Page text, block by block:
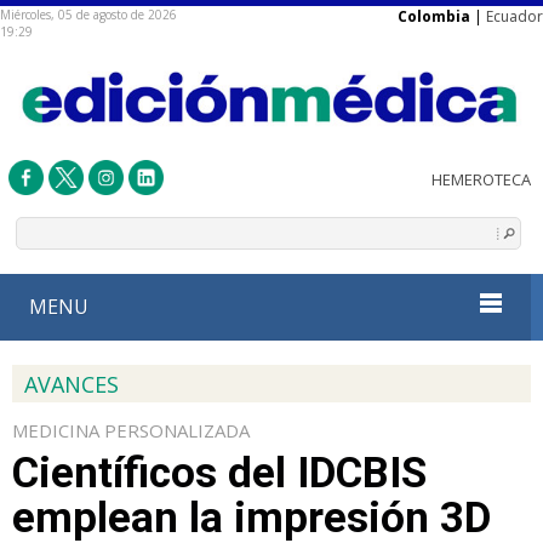
Miércoles, 05 de agosto de 2026
19:29
Colombia | Ecuador
MENU
AVANCES
MEDICINA PERSONALIZADA
Científicos del IDCBIS
emplean la impresión 3D